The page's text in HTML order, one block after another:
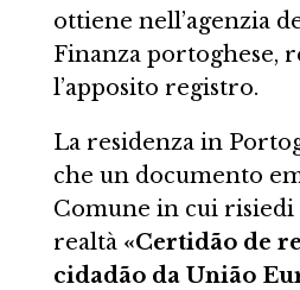
ottiene nell’agenzia
Finanza portoghese,
l’apposito registro.
La residenza in
che un documento
Comune in cui risiedi
realtà «Certidão de
cidadão da União